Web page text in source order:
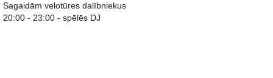
Sagaidām velotūres dalībniekus
20:00 - 23:00 - spēlēs DJ